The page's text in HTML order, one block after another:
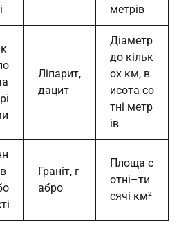
метрів
Ліпарит,
дацит
Діаметр
до кільк
ох км, в
исота со
тні метр
ів
Граніт, г
абро
Площа с
отні–ти
сячі км²